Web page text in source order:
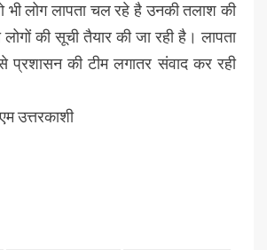
भी लोग लापता चल रहे है उनकी तलाश की
की सूची तैयार की जा रही है। लापता
प्रशासन की टीम लगातर संवाद कर रही
उत्तरकाशी